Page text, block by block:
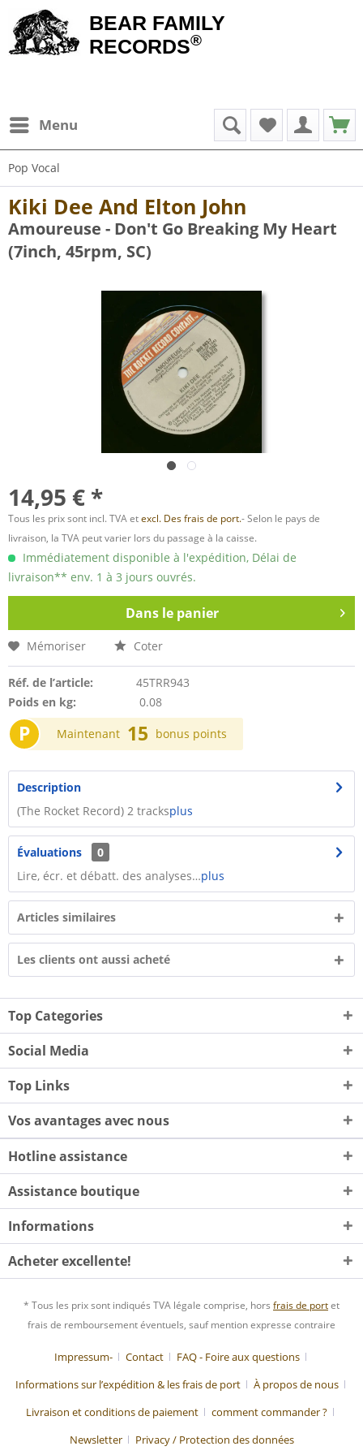
BEAR FAMILY
RECORDS®
Menu
Pop Vocal
Kiki Dee And Elton John
Amoureuse - Don't Go Breaking My Heart
(7inch, 45rpm, SC)
14,95 € *
Tous les prix sont incl. TVA etexcl. Des frais de port.- Selon le pays de
livraison, la TVA peut varier lors du passage à la caisse.
Immédiatement disponible à l'expédition, Délai de
livraison** env. 1 à 3 jours ouvrés.
Dans le panier
Mémoriser Coter
Réf. de l’article:
45TRR943
Poids en kg:
0.08
P Maintenant 15 bonus points
Description
(The Rocket Record) 2 tracksplus
Évaluations
0
Lire, écr. et débatt. des analyses…plus
Articles similaires
Les clients ont aussi acheté
Top Categories
Social Media
Top Links
Vos avantages avec nous
Hotline assistance
Assistance boutique
Informations
Acheter excellente!
* Tous les prix sont indiqués TVA légale comprise, hors frais de portet
frais de remboursement éventuels, sauf mention expresse contraire
Impressum- Contact
FAQ - Foire aux questions
Informations sur l’expédition & les frais de port
À propos de nous
Livraison et conditions de paiement
comment commander ?
Newsletter
Privacy / Protection des données